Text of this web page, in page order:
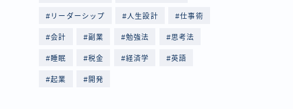
リーダーシップ 人生設計 仕事術
会計 副業 勉強法 思考法
睡眠 税金 経済学 英語
起業 開発